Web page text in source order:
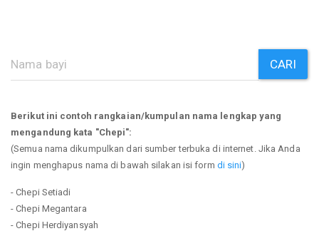
CARI
Berikut ini contoh rangkaian/kumpulan nama lengkap yang
mengandung kata "Chepi":
(Semua nama dikumpulkan dari sumber terbuka di internet. Jika Anda
ingin menghapus nama di bawah silakan isi form di sini)
- Chepi Setiadi
- Chepi Megantara
- Chepi Herdiyansyah